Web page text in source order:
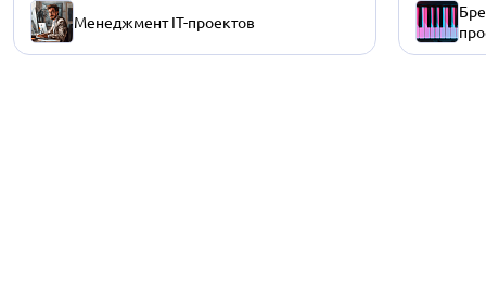
Менеджмент IT-проектов